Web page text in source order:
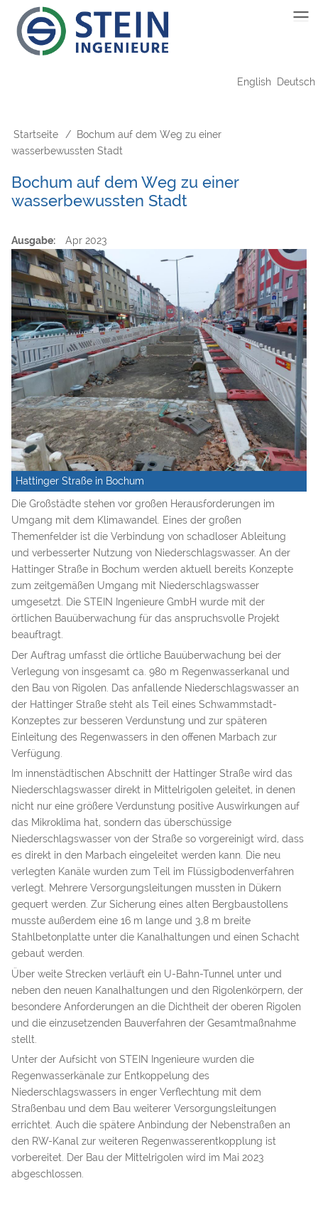
zum
Inhalt
Main
navigation
English Deutsch
Pfadnavigation
Startseite
Bochum auf dem Weg zu einer
wasserbewussten Stadt
Bochum auf dem Weg zu einer
wasserbewussten Stadt
Ausgabe Apr 2023
Hattinger Straße in Bochum
Die Großstädte stehen vor großen Herausforderungen im
Umgang mit dem Klimawandel. Eines der großen
Themenfelder ist die Verbindung von schadloser Ableitung
und verbesserter Nutzung von Niederschlagswasser. An der
Hattinger Straße in Bochum werden aktuell bereits Konzepte
zum zeitgemäßen Umgang mit Niederschlagswasser
umgesetzt. Die STEIN Ingenieure GmbH wurde mit der
örtlichen Bauüberwachung für das anspruchsvolle Projekt
beauftragt.
Der Auftrag umfasst die örtliche Bauüberwachung bei der
Verlegung von insgesamt ca. 980 m Regenwasserkanal und
den Bau von Rigolen. Das anfallende Niederschlagswasser an
der Hattinger Straße steht als Teil eines Schwammstadt-
Konzeptes zur besseren Verdunstung und zur späteren
Einleitung des Regenwassers in den offenen Marbach zur
Verfügung.
Im innenstädtischen Abschnitt der Hattinger Straße wird das
Niederschlagswasser direkt in Mittelrigolen geleitet, in denen
nicht nur eine größere Verdunstung positive Auswirkungen auf
das Mikroklima hat, sondern das überschüssige
Niederschlagswasser von der Straße so vorgereinigt wird, dass
es direkt in den Marbach eingeleitet werden kann. Die neu
verlegten Kanäle wurden zum Teil im Flüssigbodenverfahren
verlegt. Mehrere Versorgungsleitungen mussten in Dükern
gequert werden. Zur Sicherung eines alten Bergbaustollens
musste außerdem eine 16 m lange und 3,8 m breite
Stahlbetonplatte unter die Kanalhaltungen und einen Schacht
gebaut werden.
Über weite Strecken verläuft ein U-Bahn-Tunnel unter und
neben den neuen Kanalhaltungen und den Rigolenkörpern, der
besondere Anforderungen an die Dichtheit der oberen Rigolen
und die einzusetzenden Bauverfahren der Gesamtmaßnahme
stellt.
Unter der Aufsicht von STEIN Ingenieure wurden die
Regenwasserkänale zur Entkoppelung des
Niederschlagswassers in enger Verflechtung mit dem
Straßenbau und dem Bau weiterer Versorgungsleitungen
errichtet. Auch die spätere Anbindung der Nebenstraßen an
den RW-Kanal zur weiteren Regenwasserentkopplung ist
vorbereitet. Der Bau der Mittelrigolen wird im Mai 2023
abgeschlossen.